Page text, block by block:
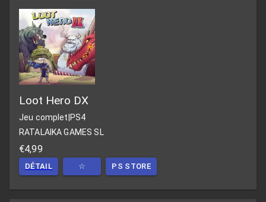
Loot Hero DX
Jeu complet PS4
RATALAIKA GAMES SL
€4,99
DÉTAIL ☆ PS STORE